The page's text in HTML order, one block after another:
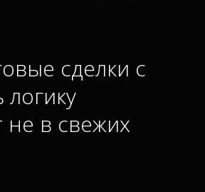
сделки с
не в свежих